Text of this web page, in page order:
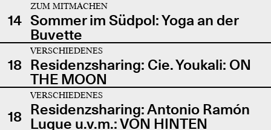
14
ZUM MITMACHEN
Sommer im Südpol: Yoga an der
Buvette
18
VERSCHIEDENES
Residenzsharing: Cie. Youkali: ON
THE MOON
18
VERSCHIEDENES
Residenzsharing: Antonio Ramón
Luque u.v.m.: VON HINTEN